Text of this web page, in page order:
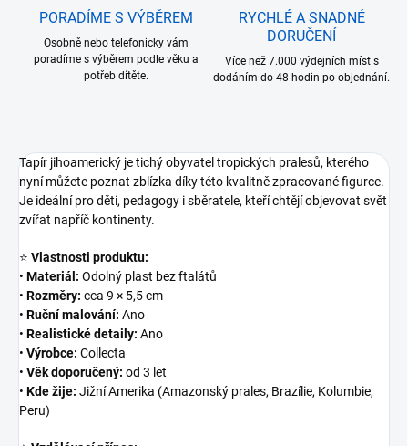
PORADÍME S VÝBĚREM
Osobně nebo telefonicky vám
poradíme s výběrem podle věku a
potřeb dítěte.
RYCHLÉ A SNADNÉ
DORUČENÍ
Více než 7.000 výdejních míst s
dodáním do 48 hodin po objednání.
Tapír jihoamerický je tichý obyvatel tropických pralesů, kterého
nyní můžete poznat zblízka díky této kvalitně zpracované figurce.
Je ideální pro děti, pedagogy i sběratele, kteří chtějí objevovat svět
zvířat napříč kontinenty.
⭐ Vlastnosti produktu:
• Materiál: Odolný plast bez ftalátů
• Rozměry: cca 9 × 5,5 cm
• Ruční malování: Ano
• Realistické detaily: Ano
• Výrobce: Collecta
• Věk doporučený: od 3 let
• Kde žije: Jižní Amerika (Amazonský prales, Brazílie, Kolumbie,
Peru)